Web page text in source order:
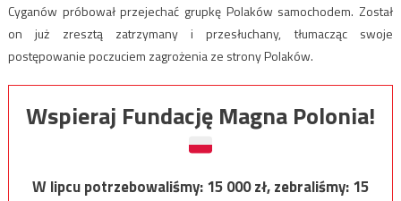
Cyganów próbował przejechać grupkę Polaków samochodem. Został
on już zresztą zatrzymany i przesłuchany, tłumacząc swoje
postępowanie poczuciem zagrożenia ze strony Polaków.
Wspieraj Fundację Magna Polonia!
W lipcu potrzebowaliśmy:15 000zł, zebraliśmy:15